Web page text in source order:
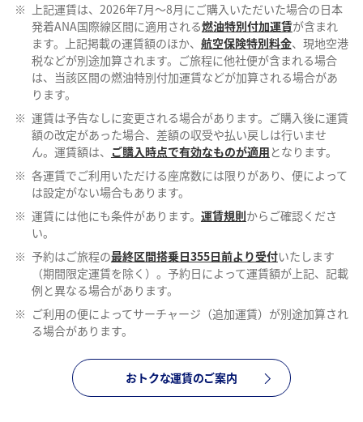
※
上記運賃は、2026年7月～8月にご購入いただいた場合の日本
発着ANA国際線区間に適用される燃油特別付加運賃が含まれ
ます。上記掲載の運賃額のほか、 航空保険特別料金、現地空港
税などが別途加算されます。ご旅程に他社便が含まれる場合
は、当該区間の燃油特別付加運賃などが加算される場合があ
ります。
※ 運賃は予告なしに変更される場合があります。ご購入後に運賃
額の改定があった場合、差額の収受や払い戻しは行いませ
ん。運賃額は、 ご購入時点で有効なものが適用 となります。
※ 各運賃でご利用いただける座席数には限りがあり、便によって
は設定がない場合もあります。
※ 運賃には他にも条件があります。 運賃規則からご確認くださ
い。
※ 予約はご旅程の最終区間搭乗日355日前より受付いたします
（期間限定運賃を除く）。予約日によって運賃額が上記、記載
例と異なる場合があります。
※ ご利用の便によってサーチャージ（追加運賃）が別途加算され
る場合があります。
おトクな運賃のご案内